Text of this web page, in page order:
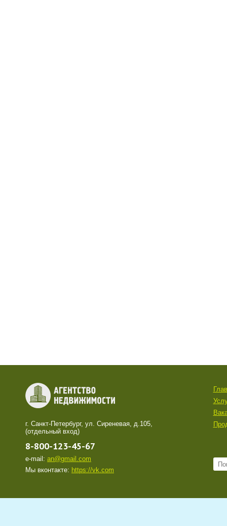
г. Санкт-Петербург, ул. Сиреневая, д.105,
(отдельный вход)
8-800-123-45-67
e-mail: an@gmail.com
Мы вконтакте: https://vk.com